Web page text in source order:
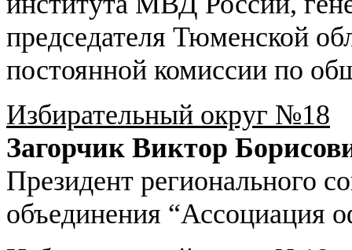
председателя Тюменской
постоянной комиссии по
Избирательный округ №18
Загорчик Виктор
Президент регионального
объединения “Ассоциация